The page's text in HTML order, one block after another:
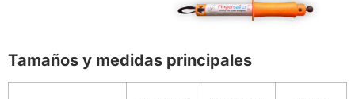
Tamaños y medidas principales